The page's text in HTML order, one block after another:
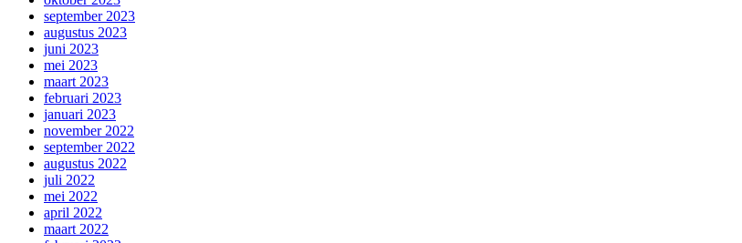
september 2023
augustus 2023
juni 2023
mei 2023
maart 2023
februari 2023
januari 2023
november 2022
september 2022
augustus 2022
juli 2022
mei 2022
april 2022
maart 2022